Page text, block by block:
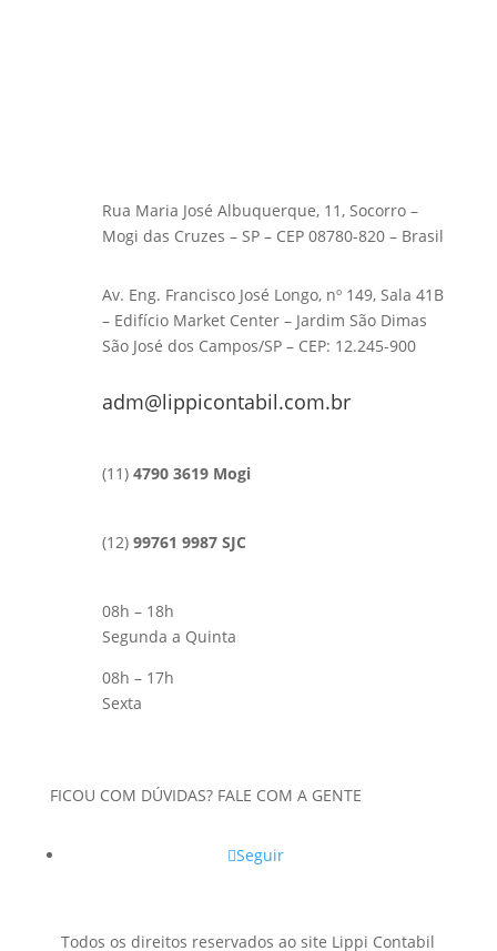
Rua Maria José Albuquerque, 11, Socorro –
Mogi das Cruzes – SP – CEP 08780-820 – Brasil
Av. Eng. Francisco José Longo, nº 149, Sala 41B
– Edifício Market Center – Jardim São Dimas
São José dos Campos/SP – CEP: 12.245-900
adm@lippicontabil.com.br
(11) 4790 3619 Mogi
(12) 99761 9987 SJC
08h – 18h
Segunda a Quinta
08h – 17h
Sexta
FICOU COM DÚVIDAS? FALE COM A GENTE
Seguir
Todos os direitos reservados ao site Lippi Contabil